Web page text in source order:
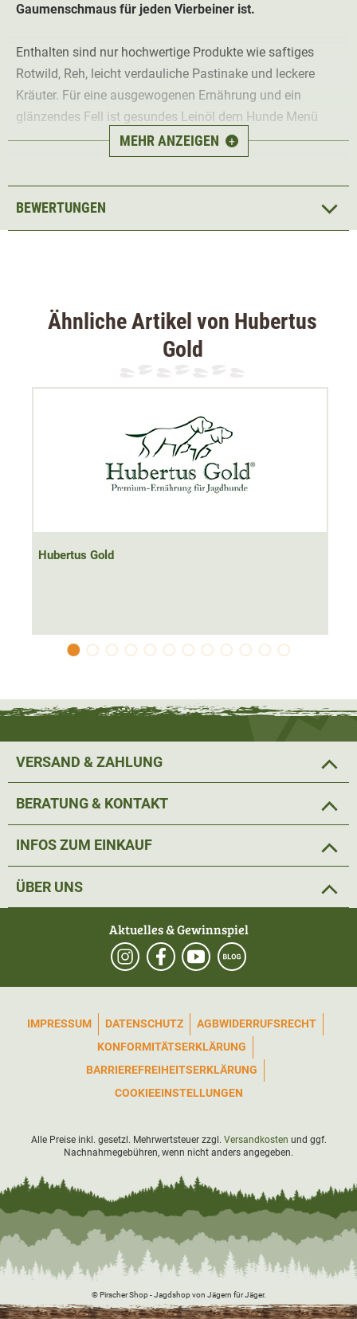
Gaumenschmaus für jeden Vierbeiner ist.
Enthalten sind nur hochwertige Produkte wie saftiges
Rotwild, Reh, leicht verdauliche Pastinake und leckere
Kräuter. Für eine ausgewogenen Ernährung und ein
glänzendes Fell ist gesundes Leinöl dem Hunde Menü
beigemengt.
auf jede Art von Getreide, was es auch für empfindliche
sich nach Größe und dem Aktivitätslevel (Jagdsaison)
des Hundes.
50% Hirsch, 28,8% Brühe, 15% Reh, 4% Pastinake, 1%
Johannisbeere, Mineralstoffe, 0,1% Leinöl, 0,1% Kräuter.
Analytische Bestandteile:
0,4%, Feuchtigkeit 75%.
Vitamin D3 200 IE, Zink als Zinksulfat (Monohydrat) 25
mg, Mangan als Mangan-II-sulfat (Monohydrat) 1,4 mg,
Kupfer-II-sulfat (Pentahydrat) 1 mg.
MEHR ANZEIGEN +
BEWERTUNGEN
Ähnliche Artikel von Hubertus
Gold
Hubertus Gold
VERSAND & ZAHLUNG
BERATUNG & KONTAKT
INFOS ZUM EINKAUF
ÜBER UNS
Aktuelles & Gewinnspiel
IMPRESSUM DATENSCHUTZ AGBWIDERRUFSRECHT
KONFORMITÄTSERKLÄRUNG
BARRIEREFREIHEITSERKLÄRUNG
COOKIEEINSTELLUNGEN
Alle Preise inkl. gesetzl. Mehrwertsteuer zzgl. Versandkosten und ggf.
Nachnahmegebühren, wenn nicht anders angegeben.
© Pirscher Shop - Jagdshop von Jägern für Jäger.